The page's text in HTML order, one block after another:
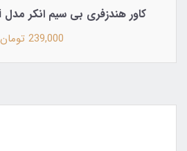
کاور هندزفری بی سیم انکر مدل Soundcore R50i
239,000 تومان